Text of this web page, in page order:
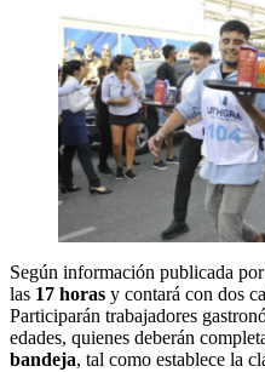
Según información publicada por
las 17 horas y contará con dos
Participarán trabajadores
edades, quienes deberán
bandeja, tal como establece la